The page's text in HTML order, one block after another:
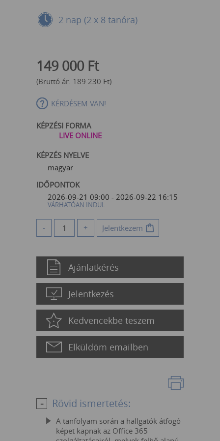
2 nap (2 x 8 tanóra)
149 000 Ft
(Bruttó ár: 189 230 Ft)
KÉRDÉSEM VAN!
KÉPZÉSI FORMA
LIVE ONLINE
KÉPZÉS NYELVE
magyar
IDŐPONTOK
2026-09-21 09:00 - 2026-09-22 16:15
VÁRHATÓAN INDUL
- + Jelentkezem
Ajánlatkérés
Jelentkezés
Kedvencekbe teszem
Elküldöm emailben
Rövid ismertetés:
A tanfolyam során a hallgatók átfogó
képet kapnak az Office 365